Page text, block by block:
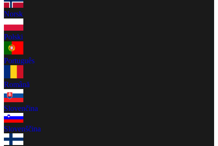
Norsk
Polski
Português
Română
Slovenčina
Slovenščina